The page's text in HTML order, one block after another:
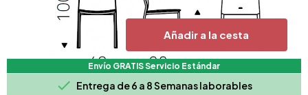
Añadir a la cesta
Envío GRATIS Servicio Estándar
 Entrega de 6 a 8 Semanas laborables